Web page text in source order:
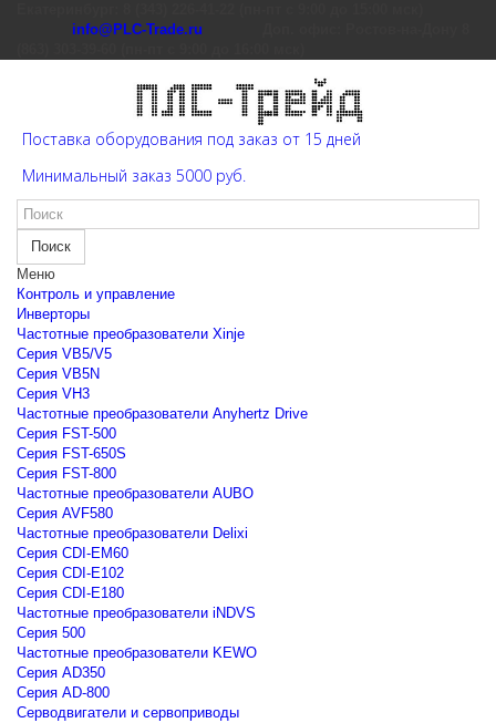
info@PLC-Trade.ru
Поставка оборудования под заказ от 15 дней
Минимальный заказ 5000 руб.
Поиск
Меню
Контроль и управление
Инверторы
Частотные преобразователи Xinje
Cерия VB5/V5
Cерия VB5N
Cерия VH3
Частотные преобразователи Anyhertz Drive
Серия FST-500
Серия FST-650S
Серия FST-800
Частотные преобразователи AUBO
Серия AVF580
Частотные преобразователи Delixi
Серия CDI-EM60
Серия CDI-E102
Серия CDI-E180
Частотные преобразователи iNDVS
Серия 500
Частотные преобразователи KEWO
Серия AD350
Серия AD-800
Серводвигатели и сервоприводы